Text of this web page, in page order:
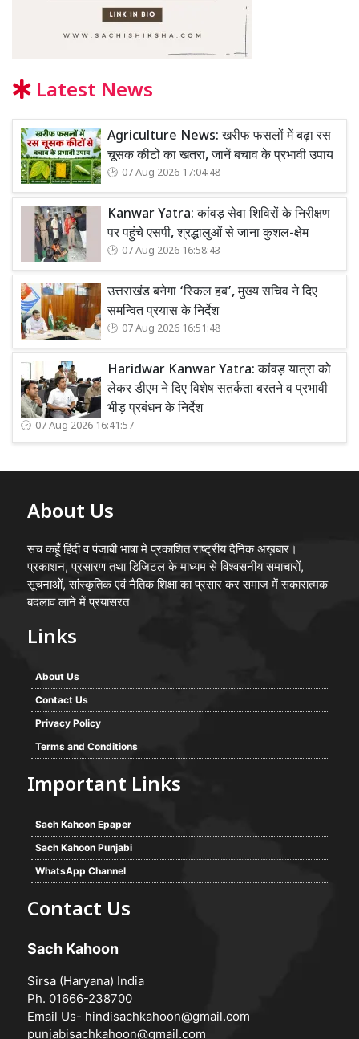
Latest News
Agriculture News: खरीफ फसलों में बढ़ा रस
चूसक कीटों का खतरा, जानें बचाव के प्रभावी उपाय
07 Aug 2026 17:04:48
Kanwar Yatra: कांवड़ सेवा शिविरों के निरीक्षण
पर पहुंचे एसपी, श्रद्धालुओं से जाना कुशल-क्षेम
07 Aug 2026 16:58:43
उत्तराखंड बनेगा ‘स्किल हब’, मुख्य सचिव ने दिए
समन्वित प्रयास के निर्देश
07 Aug 2026 16:51:48
Haridwar Kanwar Yatra: कांवड़ यात्रा को
लेकर डीएम ने दिए विशेष सतर्कता बरतने व प्रभावी
भीड़ प्रबंधन के निर्देश
07 Aug 2026 16:41:57
About Us
सच कहूँ हिंदी व पंजाबी भाषा मे प्रकाशित राष्ट्रीय दैनिक अख़बार।
प्रकाशन, प्रसारण तथा डिजिटल के माध्यम से विश्वसनीय समाचारों,
सूचनाओं, सांस्कृतिक एवं नैतिक शिक्षा का प्रसार कर समाज में सकारात्मक
बदलाव लाने में प्रयासरत
Links
About Us
Contact Us
Privacy Policy
Terms and Conditions
Important Links
Sach Kahoon Epaper
Sach Kahoon Punjabi
WhatsApp Channel
Contact Us
Sach Kahoon
Sirsa (Haryana) India
Ph. 01666-238700
Email Us- hindisachkahoon@gmail.com
punjabisachkahoon@gmail.com